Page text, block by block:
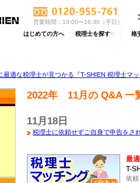
営業時間：10:00〜16:30（平日）
はじめての方へ 税理士を探す 格
最適な税理士が見つかる『T-SHIEN 税理士マ
2022年 11月の Q&A 一
11月18日
税理士に依頼せずご自身で申告をさ
最適
T-
依頼